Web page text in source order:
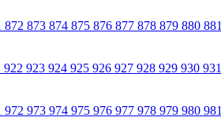
872 873 874 875 876 877 878 879 880 881
922 923 924 925 926 927 928 929 930 931
972 973 974 975 976 977 978 979 980 981